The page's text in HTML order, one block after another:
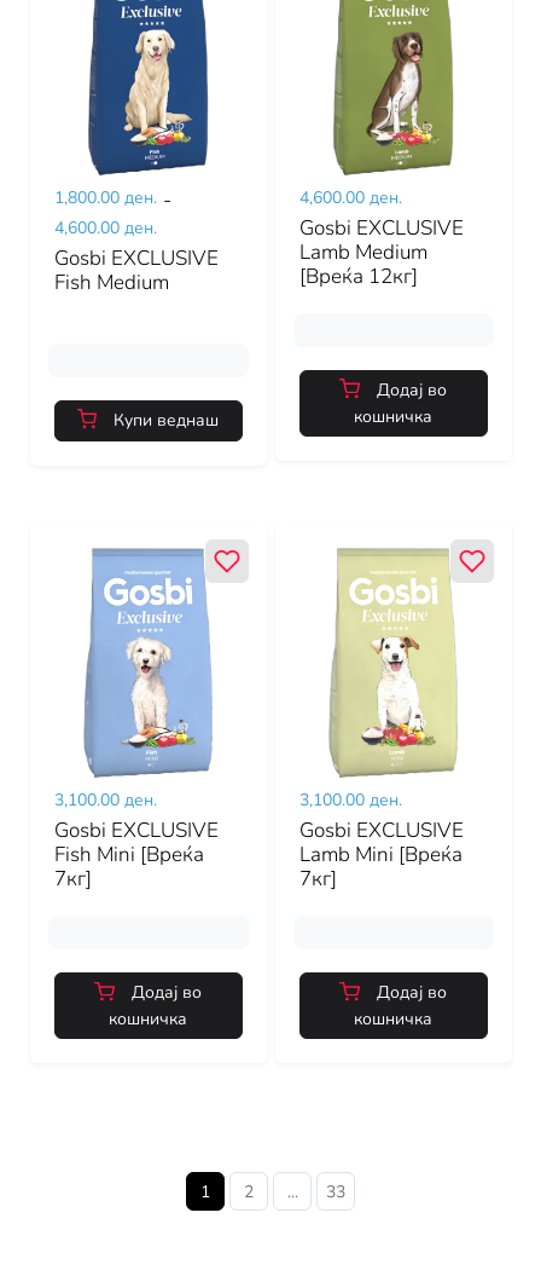
1,800.00 ден. -
4,600.00 ден.
Gosbi EXCLUSIVE
Fish Medium
Купи веднаш
4,600.00 ден.
Gosbi EXCLUSIVE
Lamb Medium
[Вреќа 12кг]
Додај во
кошничка
3,100.00 ден.
Gosbi EXCLUSIVE
Fish Mini [Вреќа
7кг]
Додај во
кошничка
3,100.00 ден.
Gosbi EXCLUSIVE
Lamb Mini [Вреќа
7кг]
Додај во
кошничка
1 2 ... 33